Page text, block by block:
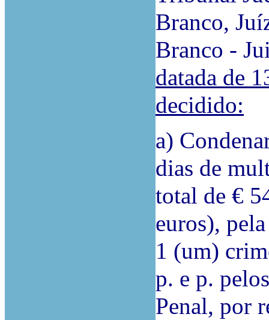
Branco,
Branco -
datada de
decidido:
a)
dias de
total de €
euros),
1 (um)
p. e p.
Penal, por